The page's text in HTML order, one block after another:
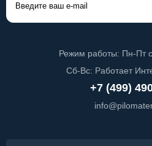
Режим работы: Пн-Пт
Сб-Вс: Работает
+7 (499)